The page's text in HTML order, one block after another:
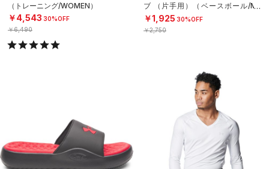
（トレーニング/WOMEN）
￥4,543 30%OFF
￥6,490
ブ （片手用）（ベースボール/ME
N）
￥1,925 30%OFF
￥2,750